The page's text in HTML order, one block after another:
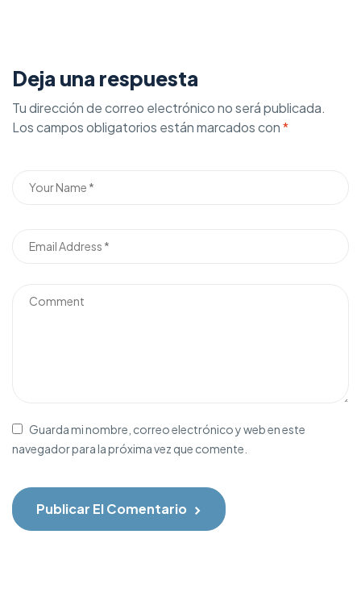
Deja una respuesta
Tu dirección de correo electrónico no será publicada.
Los campos obligatorios están marcados con*
Guarda mi nombre, correo electrónico y web en este
navegador para la próxima vez que comente.
Publicar El Comentario